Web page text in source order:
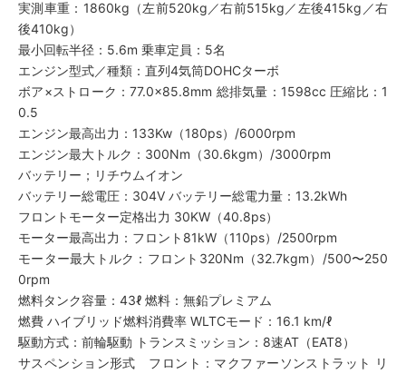
実測車重：1860kg（左前520kg／右前515kg／左後415kg／右
後410kg）
最小回転半径：5.6m 乗車定員：5名
エンジン型式／種類：直列4気筒DOHCターボ
ボア×ストローク：77.0×85.8mm 総排気量：1598cc 圧縮比：1
0.5
エンジン最高出力：133Kw（180ps）/6000rpm
エンジン最大トルク：300Nm（30.6kgm）/3000rpm
バッテリー；リチウムイオン
バッテリー総電圧：304V バッテリー総電力量：13.2kWh
フロントモーター定格出力 30KW（40.8ps）
モーター最高出力：フロント81kW（110ps）/2500rpm
モーター最大トルク：フロント320Nm（32.7kgm）/500〜250
0rpm
燃料タンク容量：43ℓ 燃料：無鉛プレミアム
燃費 ハイブリッド燃料消費率 WLTCモード：16.1 km/ℓ
駆動方式：前輪駆動 トランスミッション：8速AT（EAT8）
サスペンション形式 フロント：マクファーソンストラット リ